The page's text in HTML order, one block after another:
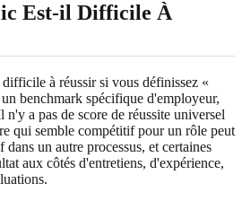
Est-il Difficile À
à réussir si vous définissez «
benchmark spécifique d'employeur,
a pas de score de réussite universel
qui semble compétitif pour un rôle peut
un autre processus, et certaines
aux côtés d'entretiens, d'expérience,